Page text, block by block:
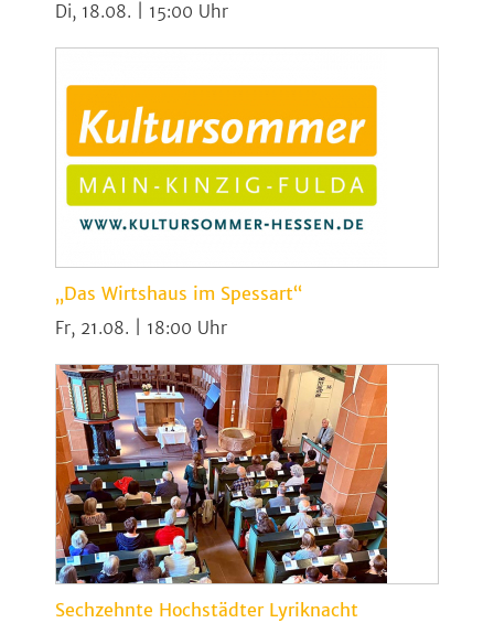
Di, 18.08. | 15:00
„Das Wirtshaus im Spessart“
Fr, 21.08. | 18:00
Sechzehnte Hochstädter Lyriknacht